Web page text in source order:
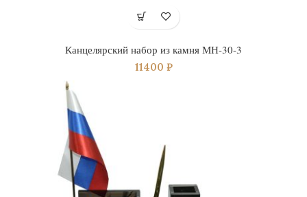
Канцелярский набор из камня МН-30-3
11400 ₽